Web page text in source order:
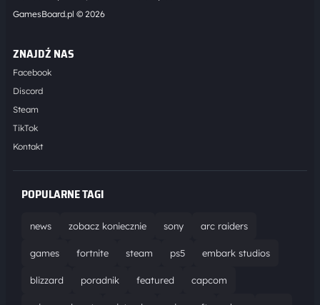
GamesBoard.pl © 2026
ZNAJDŹ NAS
Facebook
Discord
Steam
TikTok
Kontakt
POPULARNE TAGI
news zobacz koniecznie sony arc raiders
games fortnite steam ps5 embark studios
blizzard poradnik featured capcom